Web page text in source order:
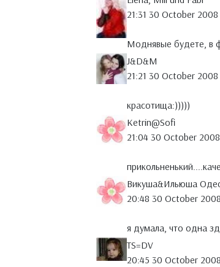
21:31 30 October 2008
Моднявые будете, в
J&D&M
21:21 30 October 2008
красотища:)))))
Ketrin@Sofi
21:04 30 October 2008
Викуша&Ильюша
20:48 30 October 2008
я думала, что одна
TS=DV
20:45 30 October 2008